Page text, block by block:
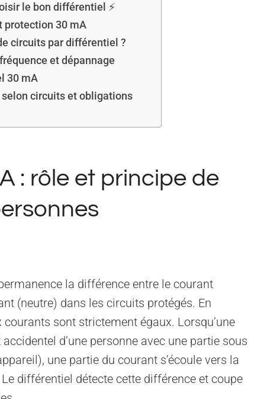
le bon différentiel ⚡
protection 30 mA
circuits par différentiel ?
et dépannage
30 mA
circuits et obligations
: rôle et principe de
la différence entre le courant
(neutre) dans les circuits protégés. En
sont strictement égaux. Lorsqu’une
d’une personne avec une partie sous
une partie du courant s’écoule vers la
différentiel détecte cette différence et coupe